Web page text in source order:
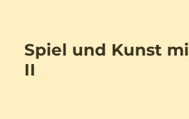
Spiel und Kunst
II